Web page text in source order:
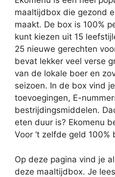
maaltijdbox die gezond
maakt. De box is 100%
kunt kiezen uit 15
25 nieuwe gerechten
bevat lekker veel verse
van de lokale boer en
seizoen. In de box vind
toevoegingen, E-
bestrijdingsmiddelen.
eten duur is? Ekomenu
Voor ‘t zelfde geld 100%
Op deze pagina vind je
deze maaltijdbox. Je